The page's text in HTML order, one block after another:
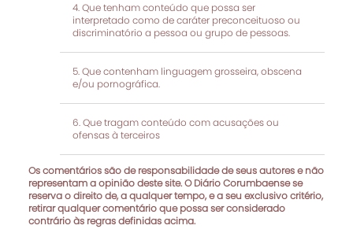
Que tenham conteúdo que possa ser
interpretado como de caráter preconceituoso ou
discriminatório a pessoa ou grupo de pessoas.
Que contenham linguagem grosseira, obscena
e/ou pornográfica.
Que tragam conteúdo com acusações ou
ofensas à terceiros
Os comentários são de responsabilidade de seus autores e não
representam a opinião deste site. O Diário Corumbaense se
reserva o direito de, a qualquer tempo, e a seu exclusivo critério,
retirar qualquer comentário que possa ser considerado
contrário às regras definidas acima.